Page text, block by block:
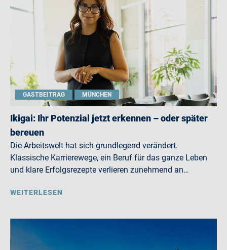
GASTBEITRAG MÜNCHEN
Ikigai: Ihr Potenzial jetzt erkennen – oder später
bereuen
Die Arbeitswelt hat sich grundlegend verändert.
Klassische Karrierewege, ein Beruf für das ganze Leben
und klare Erfolgsrezepte verlieren zunehmend an…
WEITERLESEN